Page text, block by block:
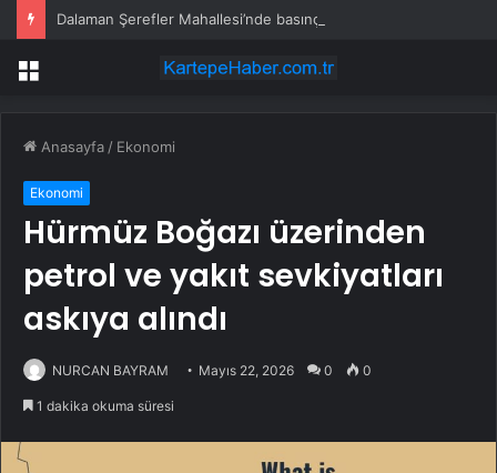
Dalaman Şerefler Mahallesi’nde basınç sorunu giderildi
Menü
Anasayfa / Ekonomi
Ekonomi
Hürmüz Boğazı üzerinden
petrol ve yakıt sevkiyatları
askıya alındı
NURCAN BAYRAM Mayıs 22, 2026 0 0
1 dakika okuma süresi